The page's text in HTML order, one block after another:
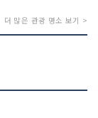
더 많은 관광 명소 보기 >